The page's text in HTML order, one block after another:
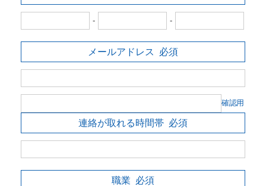
- -
メールアドレス 必須
確認用
連絡が取れる時間帯 必須
職業 必須